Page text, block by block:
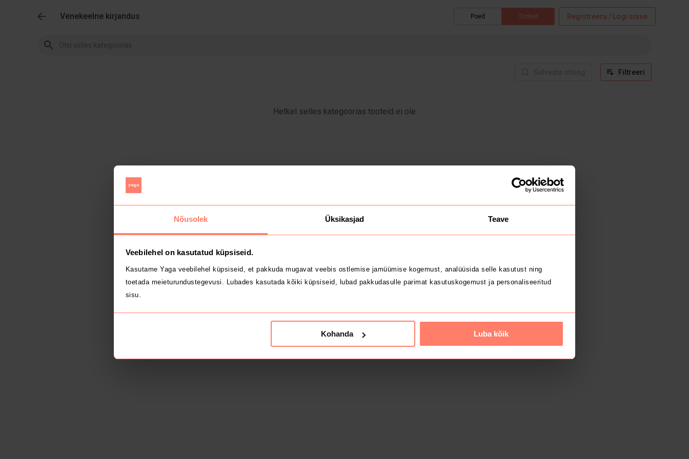
Nõusolek Üksikasjad Teave
Veebilehel on kasutatud küpsiseid.
Kasutame Yaga veebilehel küpsiseid, et pakkuda mugavat veebis ostlemise jamüümise kogemust, analüüsida selle kasutust ning
toetada meieturundustegevusi. Lubades kasutada kõiki küpsiseid, lubad pakkudasulle parimat kasutuskogemust ja personaliseeritud
sisu.
Kohanda Luba kõik
Venekeelne kirjandus Poed Tooted Registreeru / Logi sisse
Filtreeri
Hetkel selles kategoorias tooteid ei ole